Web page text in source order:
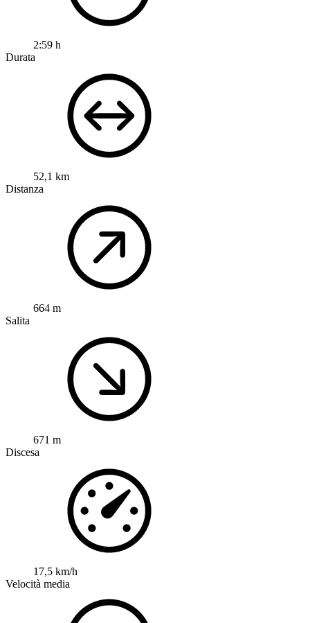
2:59 h
Durata
52,1 km
Distanza
664 m
Salita
671 m
Discesa
17,5 km/h
Velocità media